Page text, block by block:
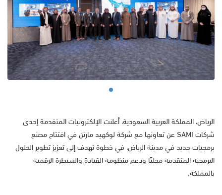
الرياض، المملكة العربية السعودية، أعلنت الإلكترونيات المتقدمة إحدى
شركات SAMI عن تعاونها مع شركة لوكهيد مارتن في افتتاح مصنع
برمجيات جديد في مدينة الرياض، في خطوة تهدف إلى تعزيز تطوير الحلول
البرمجية المتقدمة محليًا ودعم منظومة القيادة والسيطرة الرقمية
بالمملكة.